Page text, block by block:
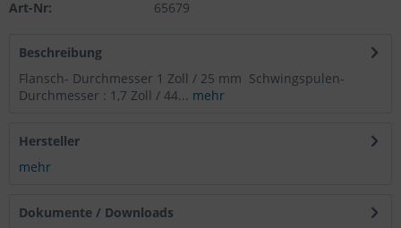
Art-Nr: 65679
Beschreibung
Flansch- Durchmesser 1 Zoll / 25 mm Schwingspulen-
Durchmesser : 1,7 Zoll / 44... mehr
Hersteller
mehr
Dokumente / Downloads